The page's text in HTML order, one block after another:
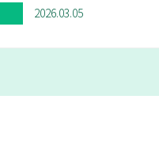
2026.03.05